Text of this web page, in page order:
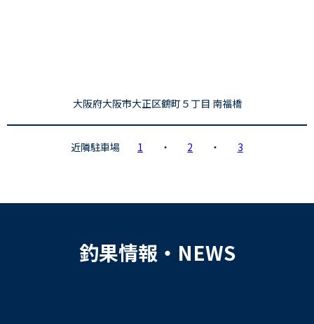
大阪府大阪市大正区鶴町５丁目 南福橋
近隣駐車場 1 ・ 2 ・ 3
釣果情報・NEWS